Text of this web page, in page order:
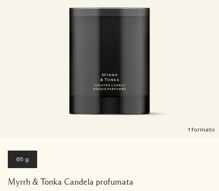
1 formato
65 g
Myrrh & Tonka Candela profumata